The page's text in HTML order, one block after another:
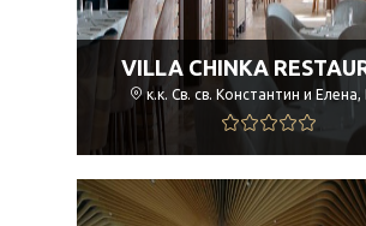
VILLA CHINKA
к.к. Св. св. Константин и Елена,